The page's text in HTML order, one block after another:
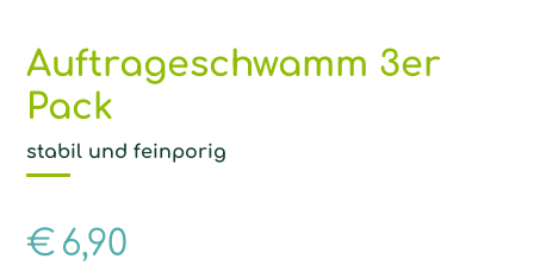
Auftrageschwamm 3er
Pack
stabil und feinporig
€ 6,90